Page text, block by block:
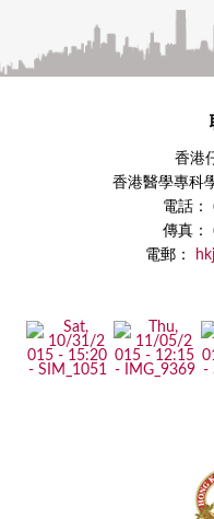
香港
香港醫學專科
電話：
傳真：
電郵：